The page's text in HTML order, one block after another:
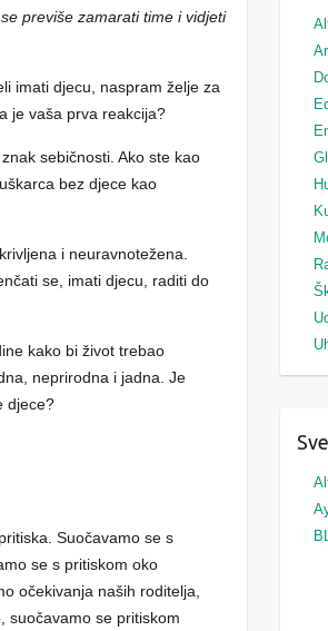
previše zamarati time i vidjeti
imati djecu, naspram želje za
je vaša prva reakcija?
sebičnosti. Ako ste kao
bez djece kao
i neuravnotežena.
se, imati djecu, raditi do
kako bi život trebao
neprirodna i jadna. Je
djece?
Suočavamo se s
se s pritiskom oko
očekivanja naših roditelja,
suočavamo se pritiskom